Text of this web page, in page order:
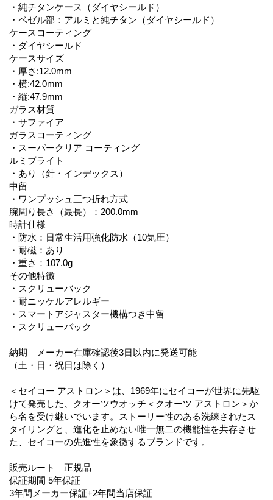
・純チタンケース（ダイヤシールド）
・ベゼル部：アルミと純チタン（ダイヤシールド）
ケースコーティング
・ダイヤシールド
ケースサイズ
・厚さ:12.0mm
・横:42.0mm
・縦:47.9mm
ガラス材質
・サファイア
ガラスコーティング
・スーパークリア コーティング
ルミブライト
・あり（針・インデックス）
中留
・ワンプッシュ三つ折れ方式
腕周り長さ（最長）：200.0mm
時計仕様
・防水：日常生活用強化防水（10気圧）
・耐磁：あり
・重さ：107.0g
その他特徴
・スクリューバック
・耐ニッケルアレルギー
・スマートアジャスター機構つき中留
・スクリューバック
納期 メーカー在庫確認後3日以内に発送可能
（土・日・祝日は除く）
＜セイコー アストロン＞は、1969年にセイコーが世界に先駆
けて発売した、クオーツウオッチ＜クオーツ アストロン＞か
ら名を受け継いでいます。ストーリー性のある洗練されたス
タイリングと、進化を止めない唯一無二の機能性を共存させ
た、セイコーの先進性を象徴するブランドです。
販売ルート 正規品
保証期間 5年保証
3年間メーカー保証+2年間当店保証